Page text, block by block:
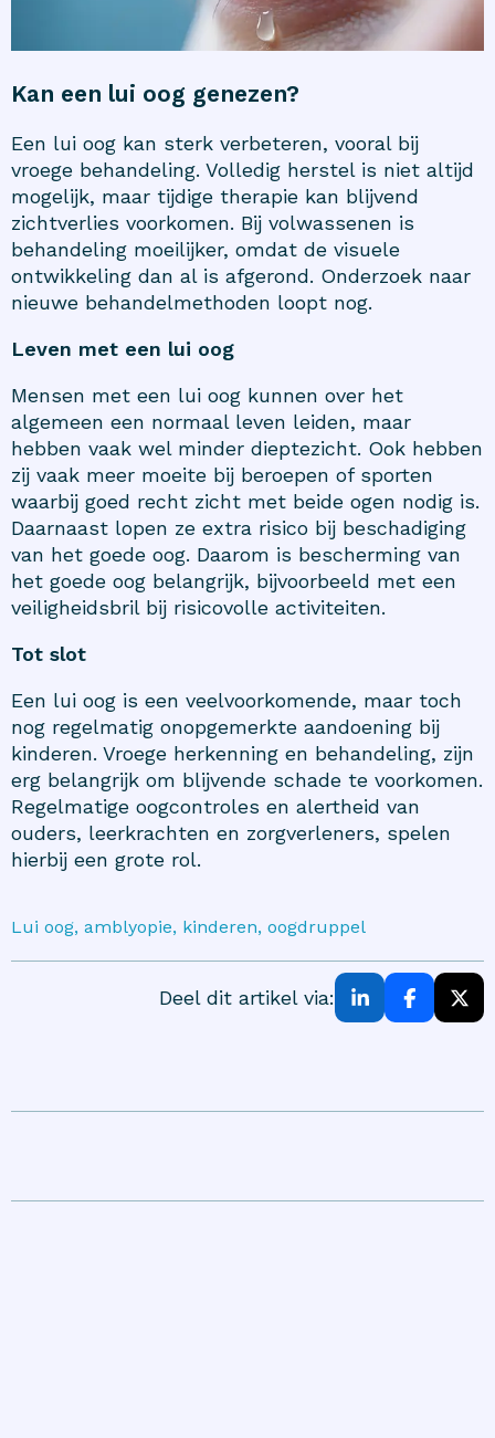
Kan een lui oog genezen?
Een lui oog kan sterk verbeteren, vooral bij
vroege behandeling. Volledig herstel is niet altijd
mogelijk, maar tijdige therapie kan blijvend
zichtverlies voorkomen. Bij volwassenen is
behandeling moeilijker, omdat de visuele
ontwikkeling dan al is afgerond. Onderzoek naar
nieuwe behandelmethoden loopt nog.
Leven met een lui oog
Mensen met een lui oog kunnen over het
algemeen een normaal leven leiden, maar
hebben vaak wel minder dieptezicht. Ook hebben
zij vaak meer moeite bij beroepen of sporten
waarbij goed recht zicht met beide ogen nodig is.
Daarnaast lopen ze extra risico bij beschadiging
van het goede oog. Daarom is bescherming van
het goede oog belangrijk, bijvoorbeeld met een
veiligheidsbril bij risicovolle activiteiten.
Tot slot
Een lui oog is een veelvoorkomende, maar toch
nog regelmatig onopgemerkte aandoening bij
kinderen. Vroege herkenning en behandeling, zijn
erg belangrijk om blijvende schade te voorkomen.
Regelmatige oogcontroles en alertheid van
ouders, leerkrachten en zorgverleners, spelen
hierbij een grote rol.
Lui oog, amblyopie, kinderen, oogdruppel
Deel dit artikel via: